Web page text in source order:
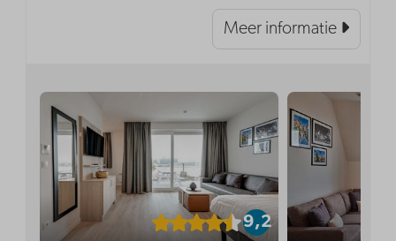
Meer informatie
9,2